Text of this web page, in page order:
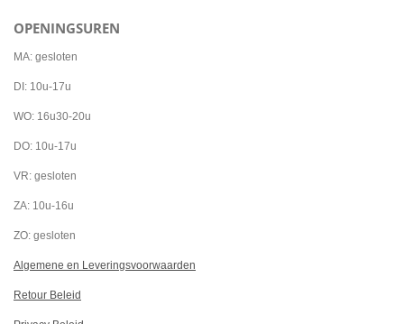
a
e
o
n
g
m
h
t
OPENINGSUREN
MA: gesloten
DI: 10u-17u
WO: 16u30-20u
DO: 10u-17u
VR: gesloten
ZA: 10u-16u
ZO: gesloten
Algemene en Leveringsvoorwaarden
Retour Beleid